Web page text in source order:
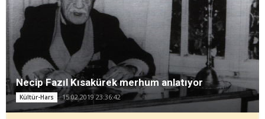
Necip Fazıl Kısakürek merhum anlatıyor
Kültür-Hars 15.02.2019 23:36:42